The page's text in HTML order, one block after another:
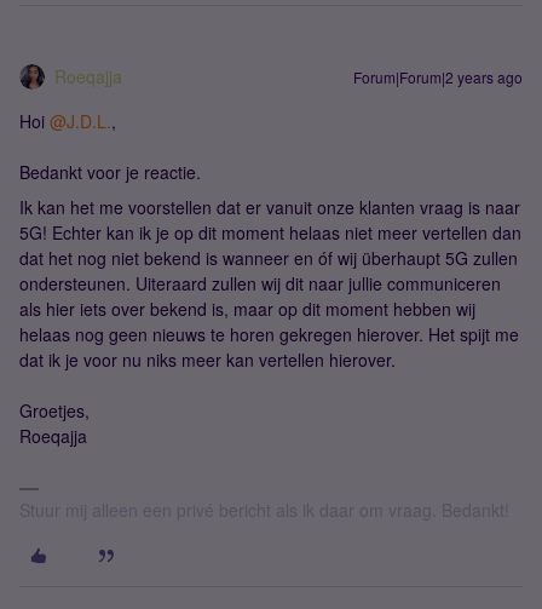
Roeqajja Forum|Forum|2 years ago
Hoi @J.D.L.,
Bedankt voor je reactie.
Ik kan het me voorstellen dat er vanuit onze klanten vraag is naar
5G! Echter kan ik je op dit moment helaas niet meer vertellen dan
dat het nog niet bekend is wanneer en óf wij überhaupt 5G zullen
ondersteunen. Uiteraard zullen wij dit naar jullie communiceren
als hier iets over bekend is, maar op dit moment hebben wij
helaas nog geen nieuws te horen gekregen hierover. Het spijt me
dat ik je voor nu niks meer kan vertellen hierover.
Groetjes,
Roeqajja
Stuur mij alleen een privé bericht als ik daar om vraag. Bedankt!